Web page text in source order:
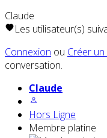
Claude
Les utilisateur(s)
Connexion ou Créer
conversation.
Claude
Hors Ligne
Membre platine